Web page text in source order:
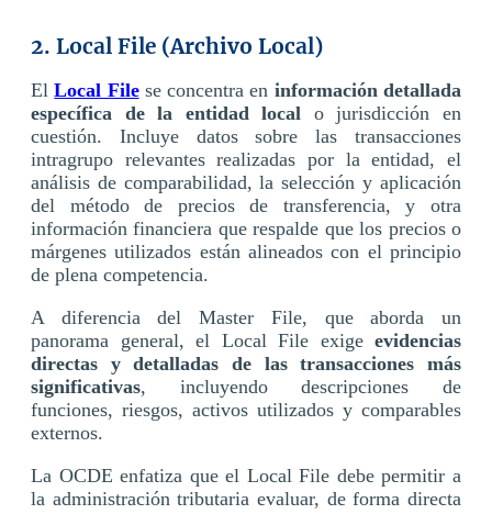
2. Local File (Archivo Local)
ElLocal Filese concentra en información detallada
específica de la entidad local o jurisdicción en
cuestión. Incluye datos sobre las transacciones
intragrupo relevantes realizadas por la entidad, el
análisis de comparabilidad, la selección y aplicación
del método de precios de transferencia, y otra
información financiera que respalde que los precios o
márgenes utilizados están alineados con el principio
de plena competencia.
A diferencia del Master File, que aborda un
panorama general, el Local File exige evidencias
directas y detalladas de las transacciones más
significativas, incluyendo descripciones de
funciones, riesgos, activos utilizados y comparables
externos.
La OCDE enfatiza que el Local File debe permitir a
la administración tributaria evaluar, de forma directa